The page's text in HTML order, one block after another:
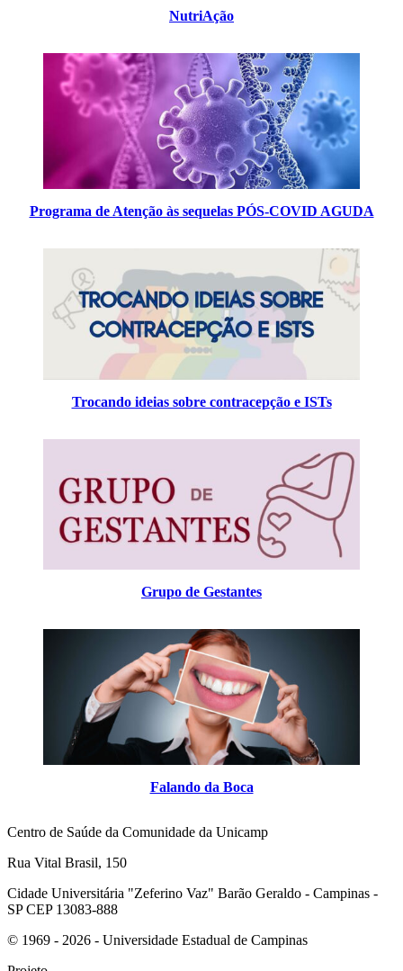
NutriAção
Programa de Atenção às sequelas PÓS-COVID AGUDA
Trocando ideias sobre contracepção e ISTs
Grupo de Gestantes
Falando da Boca
Centro de Saúde da Comunidade da Unicamp
Rua Vital Brasil, 150
Cidade Universitária "Zeferino Vaz" Barão Geraldo - Campinas -
SP CEP 13083-888
© 1969 - 2026 - Universidade Estadual de Campinas